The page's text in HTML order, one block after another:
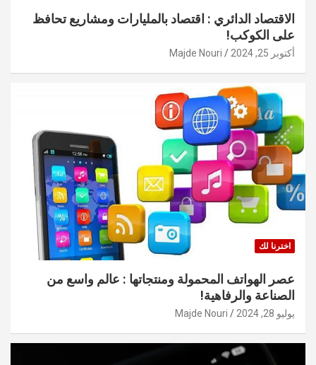
الاقتصاد الدائري : اقتصاد بالمليارات ومشاريع تحافظ
على الكوكب!
أكتوبر 25, 2024 Majde Nouri
اخترنا لك
عصر الهواتف المحمولة ومنتجاتها : عالم واسع من
الصناعة والرفاهية!
يوليو 28, 2024 Majde Nouri